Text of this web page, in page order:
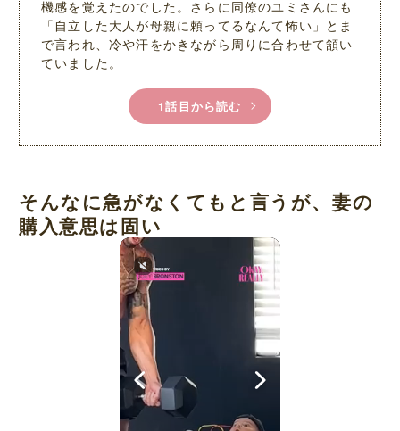
機感を覚えたのでした。さらに同僚のユミさんにも
「自立した大人が母親に頼ってるなんて怖い」とま
で言われ、冷や汗をかきながら周りに合わせて頷い
ていました。
1話目から読む
そんなに急がなくてもと言うが、妻の
購入意思は固い